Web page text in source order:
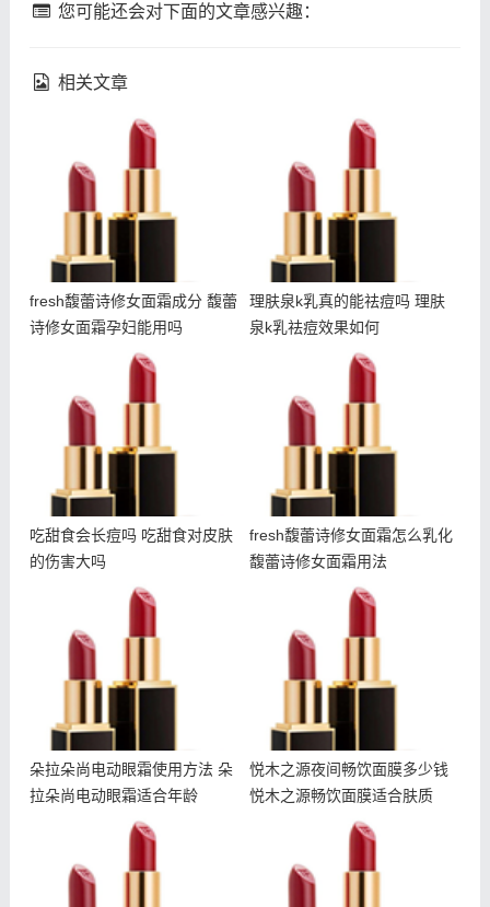
您可能还会对下面的文章感兴趣：
相关文章
fresh馥蕾诗修女面霜成分
fresh馥蕾诗修女面霜成分 馥蕾
诗修女面霜孕妇能用吗
理肤泉k乳真的能祛痘吗 理
理肤泉k乳真的能祛痘吗 理肤
泉k乳祛痘效果如何
吃甜食会长痘吗 吃甜食对
吃甜食会长痘吗 吃甜食对皮肤
的伤害大吗
fresh馥蕾诗修女面霜怎么
fresh馥蕾诗修女面霜怎么乳化
馥蕾诗修女面霜用法
朵拉朵尚电动眼霜使用方法
朵拉朵尚电动眼霜使用方法 朵
拉朵尚电动眼霜适合年龄
悦木之源夜间畅饮面膜多少
悦木之源夜间畅饮面膜多少钱
悦木之源畅饮面膜适合肤质
雅诗兰黛智妍眼霜和小棕瓶
冬天干夏天油怎么护肤 冬